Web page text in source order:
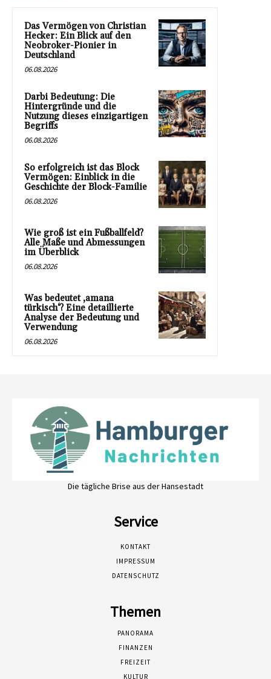
Das Vermögen von Christian
Hecker: Ein Blick auf den
Neobroker-Pionier in
Deutschland
06.08.2026
Darbi Bedeutung: Die
Hintergründe und die
Nutzung dieses einzigartigen
Begriffs
06.08.2026
So erfolgreich ist das Block
Vermögen: Einblick in die
Geschichte der Block-Familie
06.08.2026
Wie groß ist ein Fußballfeld?
Alle Maße und Abmessungen
im Überblick
06.08.2026
Was bedeutet ‚amana
türkisch‘? Eine detaillierte
Analyse der Bedeutung und
Verwendung
06.08.2026
Die tägliche Brise aus der Hansestadt
Service
KONTAKT
IMPRESSUM
DATENSCHUTZ
Themen
PANORAMA
FINANZEN
FREIZEIT
KULTUR